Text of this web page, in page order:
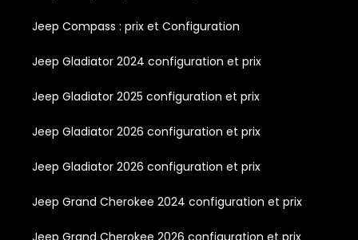
Jeep Compass : prix et Configuration
Jeep Gladiator 2024 configuration et prix
Jeep Gladiator 2025 configuration et prix
Jeep Gladiator 2026 configuration et prix
Jeep Gladiator 2026 configuration et prix
Jeep Grand Cherokee 2024 configuration et prix
Jeep Grand Cherokee 2026 configuration et prix